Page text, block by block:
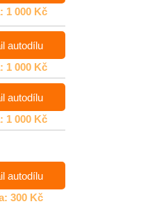
1 000 Kč
autodílu
1 000 Kč
autodílu
1 000 Kč
autodílu
300 Kč